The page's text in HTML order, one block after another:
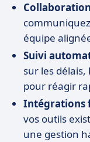
équipe
Suivi
sur les délais,
pour réagir
Intégrations
vos outils
une gestion